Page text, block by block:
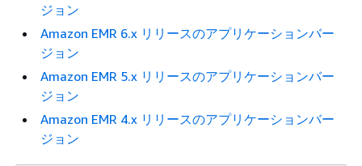
ジョン
Amazon EMR 6.x リリースのアプリケーションバー
ジョン
Amazon EMR 5.x リリースのアプリケーションバー
ジョン
Amazon EMR 4.x リリースのアプリケーションバー
ジョン